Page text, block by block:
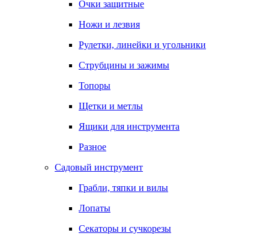
Очки защитные
Ножи и лезвия
Рулетки, линейки и угольники
Струбцины и зажимы
Топоры
Щетки и метлы
Ящики для инструмента
Разное
Садовый инструмент
Грабли, тяпки и вилы
Лопаты
Секаторы и сучкорезы